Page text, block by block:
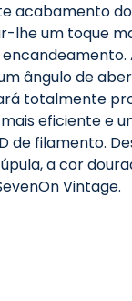
acabamento
lhe um toque
ângulo de
totalmente
eficiente e
de filamento.
a cor
Vintage.